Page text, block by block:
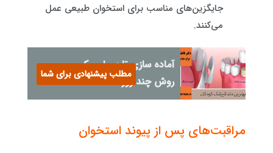
جایگزین‌های مناسب برای استخوان طبیعی عمل
می‌کنند.
آماده سازی تاج برای یک
روش چند روزهمطلب پیشنهادی برای شما
مراقبت‌های پس از پیوند استخوان